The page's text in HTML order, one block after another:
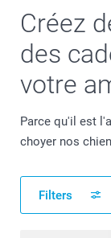
Créez
des
votre
Parce qu'il est
choyer nos
Filters